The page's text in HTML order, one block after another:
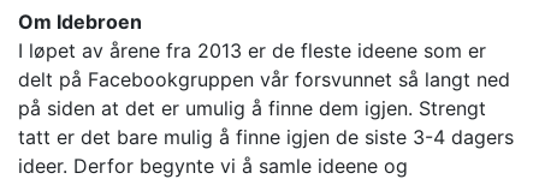
Om Idebroen
I løpet av årene fra 2013 er de fleste ideene som er
delt på Facebookgruppen vår forsvunnet så langt ned
på siden at det er umulig å finne dem igjen. Strengt
tatt er det bare mulig å finne igjen de siste 3-4 dagers
ideer. Derfor begynte vi å samle ideene og